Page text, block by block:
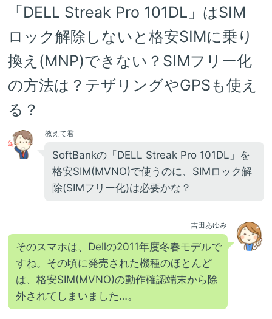
「DELL Streak Pro 101DL」はSIM
ロック解除しないと格安SIMに乗り
換え(MNP)できない？SIMフリー化
の方法は？テザリングやGPSも使え
る？
教えて君
SoftBankの「DELL Streak Pro 101DL」を
格安SIM(MVNO)で使うのに、SIMロック解
除(SIMフリー化)は必要かな？
吉田あゆみ
そのスマホは、Dellの2011年度冬春モデルで
すね。その頃に発売された機種のほとんど
は、格安SIM(MVNO)の動作確認端末から除
外されてしまいました…。